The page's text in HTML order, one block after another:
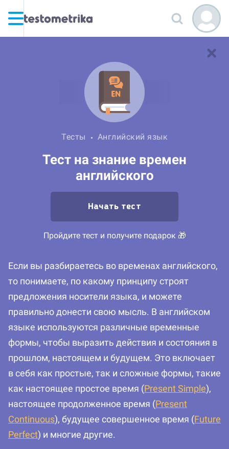
Тесты Английский язык
Тест на знание времен
английского
Начать тест
Пройдите тест и получите подарок 🎁
Если вы разбираетесь во временах английского,
то понимаете, по какому принципу строят
предложения носители языка, и можете
правильно донести свою мысль. В английском
языке используются различные временные
формы, чтобы выразить действия и состояния в
прошлом, настоящем и будущем. Это включает
в себя как простые, так и сложные формы, такие
как настоящее простое время (Present Simple),
настоящее продолженное время (Present
Continuous), будущее совершенное время (Future
Perfect) и многие другие.